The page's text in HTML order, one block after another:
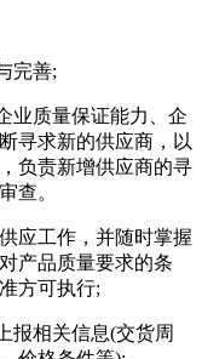
完善;
业质量保证能力、企
寻求新的供应商，以
负责新增供应商的寻
查。
应工作，并随时掌握
产品质量要求的条
方可执行;
报相关信息(交货周